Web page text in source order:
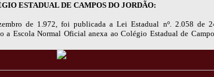
ESTADUAL DE CAMPOS DO JORDÃO:
de 1.972, foi publicada a Lei Estadual nº. 2.058 de
a Escola Normal Oficial anexa ao Colégio Estadual de